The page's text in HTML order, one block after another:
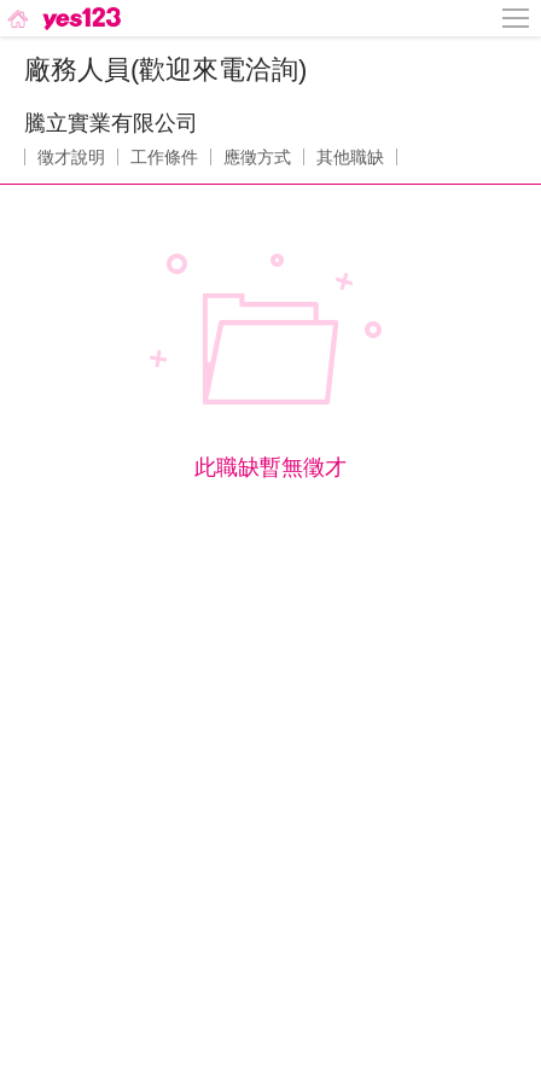
廠務人員(歡迎來電洽詢)
騰立實業有限公司
徵才說明 工作條件 應徵方式 其他職缺
此職缺暫無徵才